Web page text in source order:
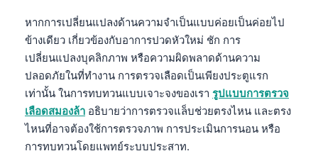
หากการเปลี่ยนแปลงด้านความจำเป็นแบบค่อยเป็นค่อยไป
ข้างเดียว เกี่ยวข้องกับอาการปวดหัวใหม่ ชัก การ
เปลี่ยนแปลงบุคลิกภาพ หรือความผิดพลาดด้านความ
ปลอดภัยในที่ทำงาน การตรวจเลือดเป็นเพียงประตูแรก
เท่านั้น ในการทบทวนแบบเจาะจงของเรา รูปแบบการตรวจ
เลือดสมองล้า อธิบายว่าการตรวจแล็บช่วยตรงไหน และตรง
ไหนที่อาจต้องใช้การตรวจภาพ การประเมินการนอน หรือ
การทบทวนโดยแพทย์ระบบประสาท.
العربية المغربية
Afrikaans
Монгол
ພາສາລາວ
Basa Jawa
Cebuano